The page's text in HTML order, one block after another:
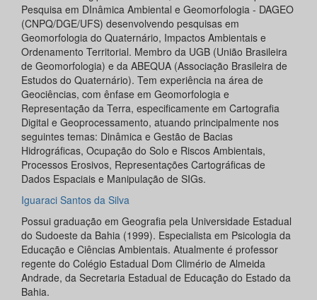
Pesquisa em DInâmica Ambiental e Geomorfologia - DAGEO
(CNPQ/DGE/UFS) desenvolvendo pesquisas em
Geomorfologia do Quaternário, Impactos Ambientais e
Ordenamento Territorial. Membro da UGB (União Brasileira
de Geomorfologia) e da ABEQUA (Associação Brasileira de
Estudos do Quaternário). Tem experiência na área de
Geociências, com ênfase em Geomorfologia e
Representação da Terra, especificamente em Cartografia
Digital e Geoprocessamento, atuando principalmente nos
seguintes temas: Dinâmica e Gestão de Bacias
Hidrográficas, Ocupação do Solo e Riscos Ambientais,
Processos Erosivos, Representações Cartográficas de
Dados Espaciais e Manipulação de SIGs.
Iguaraci Santos da Silva
Possui graduação em Geografia pela Universidade Estadual
do Sudoeste da Bahia (1999). Especialista em Psicologia da
Educação e Ciências Ambientais. Atualmente é professor
regente do Colégio Estadual Dom Climério de Almeida
Andrade, da Secretaria Estadual de Educação do Estado da
Bahia.